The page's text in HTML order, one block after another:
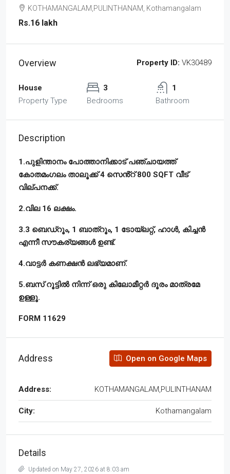
KOTHAMANGALAM,PULINTHANAM, Kothamangalam
Rs.16 lakh
Overview Property ID: VK30489
House
Property Type
3
Bedrooms
1
Bathroom
Description
1.പുളിന്താനം പോത്താനിക്കാട് പഞ്ചായത്ത്
കോതമംഗലം താലൂക്ക് 4 സെൻ്റ് 800 SQFT വീട്
വില്പനക്ക്.
2.വില 16 ലക്ഷം.
3.3 ബെഡ്റൂം, 1 ബാത്റൂം, 1 ടോയ്ലറ്റ്, ഹാൾ, കിച്ചൻ
എന്നീ സൗകര്യങ്ങൾ ഉണ്ട്.
4.വാട്ടർ കണക്ഷൻ ലഭ്യമാണ്.
5.ബസ് റൂട്ടിൽ നിന്ന് ഒരു കിലോമീറ്റർ ദൂരം മാത്രമേ
ഉള്ളൂ.
FORM 11629
Address Open on Google Maps
Address: KOTHAMANGALAM,PULINTHANAM
City: Kothamangalam
Details
Updated on May 27, 2026 at 8:03 am